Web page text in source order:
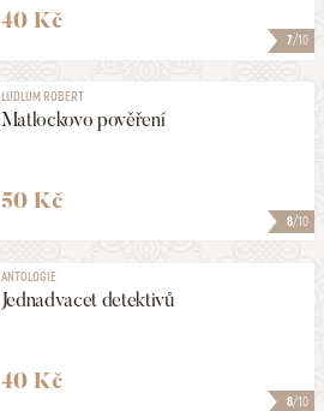
7/10
40 Kč
8/10
LUDLUM ROBERT
Matlockovo pověření
50 Kč
8/10
ANTOLOGIE
Jednadvacet detektivů
40 Kč